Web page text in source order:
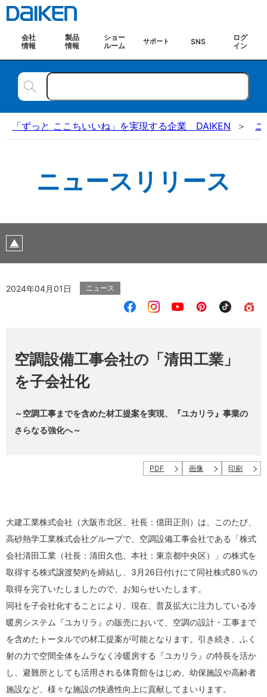
会社
情報
製品
情報
ショー
ルーム
サポート SNS
ログ
イン
「ずっと ここちいいね」を実現する企業 DAIKEN
ニュースリリース
2024年04月01日 ニュース
空調設備工事会社の「清田工業」
を子会社化
～空調工事までを含めた材工提案を実現、『ユカリラ』事業の
さらなる強化へ～
PDF 画像 印刷
大建工業株式会社（大阪市北区、社長：億田正則）は、このたび、
高砂熱学工業株式会社グループで、空調設備工事会社である「株式
会社清田工業（社長：清田久也、本社：東京都中央区）」の株式を
取得する株式譲渡契約を締結し、3月26日付けにて同社株式80％の
取得を完了いたしましたので、お知らせいたします。
同社を子会社化することにより、現在、普及拡大に注力している冷
暖房システム『ユカリラ』の販売において、空調の設計・工事まで
を含めたトータルでの材工提案が可能となります。引き続き、ふく
射の力で空間全体をムラなく冷暖房する『ユカリラ』の特長を活か
し、避難所としても活用される体育館をはじめ、幼保施設や高齢者
施設など、様々な施設の快適性向上に貢献してまいります。